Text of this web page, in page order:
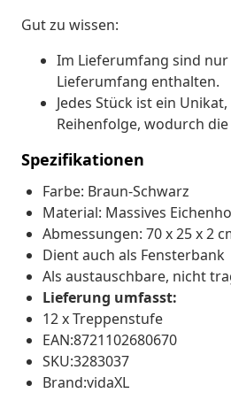
Gut zu wissen:
Im Lieferumfang sind
Lieferumfang enthalten.
Jedes Stück ist ein
Reihenfolge, wodurch
Spezifikationen
Farbe: Braun-Schwarz
Material: Massives
Abmessungen: 70 x 25 x 2
Dient auch als Fensterbank
Als austauschbare, nicht
Lieferung umfasst:
12 x Treppenstufe
EAN:8721102680670
SKU:3283037
Brand:vidaXL